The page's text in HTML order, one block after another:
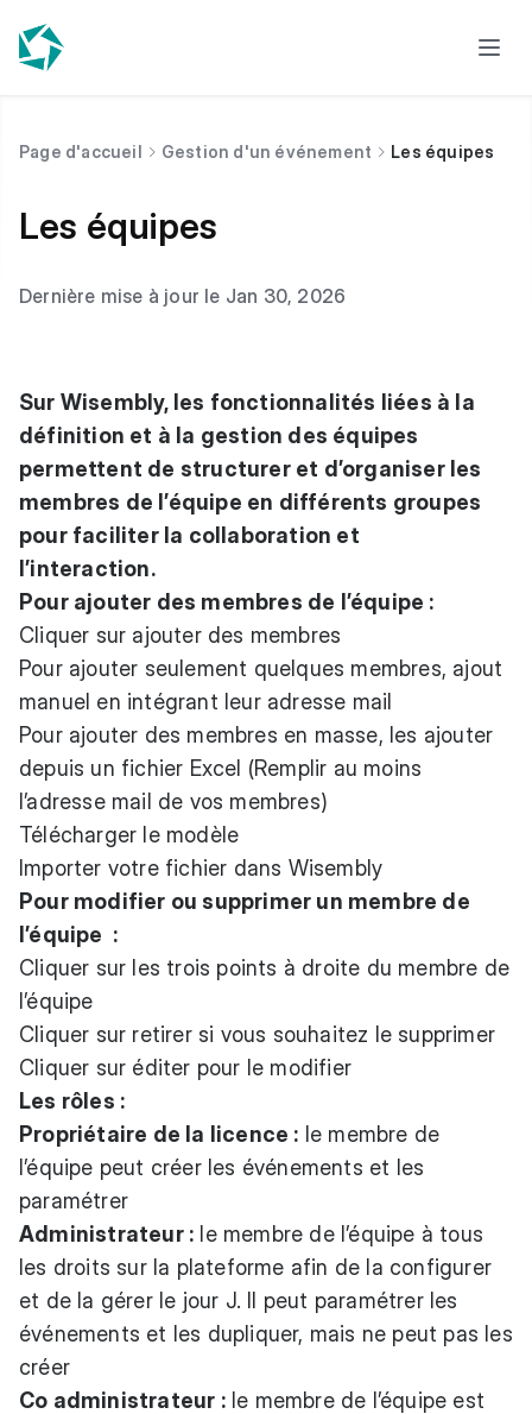
Page d'accueil Gestion d'un événement Les équipes
Les équipes
Dernière mise à jour le Jan 30, 2026
Sur Wisembly, les fonctionnalités liées à la
définition et à la gestion des équipes
permettent de structurer et d’organiser les
membres de l’équipe en différents groupes
pour faciliter la collaboration et
l’interaction.
Pour ajouter des membres de l’équipe :
Cliquer sur ajouter des membres
Pour ajouter seulement quelques membres, ajout
manuel en intégrant leur adresse mail
Pour ajouter des membres en masse, les ajouter
depuis un fichier Excel (Remplir au moins
l’adresse mail de vos membres)
Télécharger le modèle
Importer votre fichier dans Wisembly
Pour modifier ou supprimer un membre de
l’équipe :
Cliquer sur les trois points à droite du membre de
l’équipe
Cliquer sur retirer si vous souhaitez le supprimer
Cliquer sur éditer pour le modifier
Les rôles :
Propriétaire de la licence : le membre de
l’équipe peut créer les événements et les
paramétrer
Administrateur : le membre de l’équipe à tous
les droits sur la plateforme afin de la configurer
et de la gérer le jour J. Il peut paramétrer les
événements et les dupliquer, mais ne peut pas les
créer
Co administrateur :le membre de l’équipe est